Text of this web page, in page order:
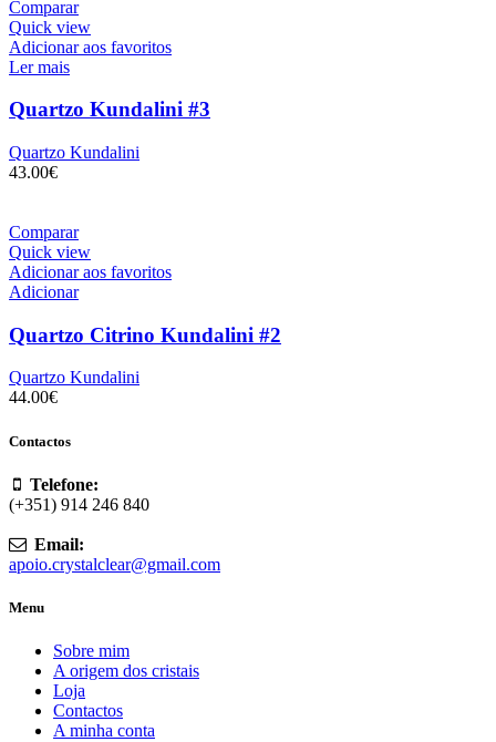
Comparar
Quick view
Adicionar aos favoritos
Ler mais
Quartzo Kundalini #3
Quartzo Kundalini
43.00€
Comparar
Quick view
Adicionar aos favoritos
Adicionar
Quartzo Citrino Kundalini #2
Quartzo Kundalini
44.00€
Contactos
Telefone:
(+351) 914 246 840
Email:
apoio.crystalclear@gmail.com
Menu
Sobre mim
A origem dos cristais
Loja
Contactos
A minha conta